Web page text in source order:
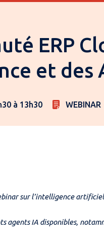
ERP
et des
à 13h30 WEBINAR
sur l’intelligence
agents IA disponibles,